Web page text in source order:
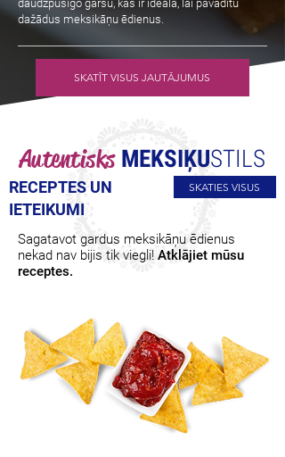
daudzpusīgo garšu, kas ir ideāla, lai pavadītu
dažādus meksikāņu ēdienus.
SKATĪT VISUS JAUTĀJUMUS
Autentisks MEKSIĶUSTILS
RECEPTES UN
IETEIKUMI
SKATIES VISUS
Sagatavot gardus meksikāņu ēdienus
nekad nav bijis tik viegli! Atklājiet mūsu
receptes.